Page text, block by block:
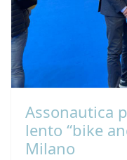
Assonautica
lento “bike
Milano